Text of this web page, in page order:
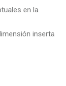
en la
inserta